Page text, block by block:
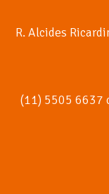
R. Alcides
(11) 5505 6637